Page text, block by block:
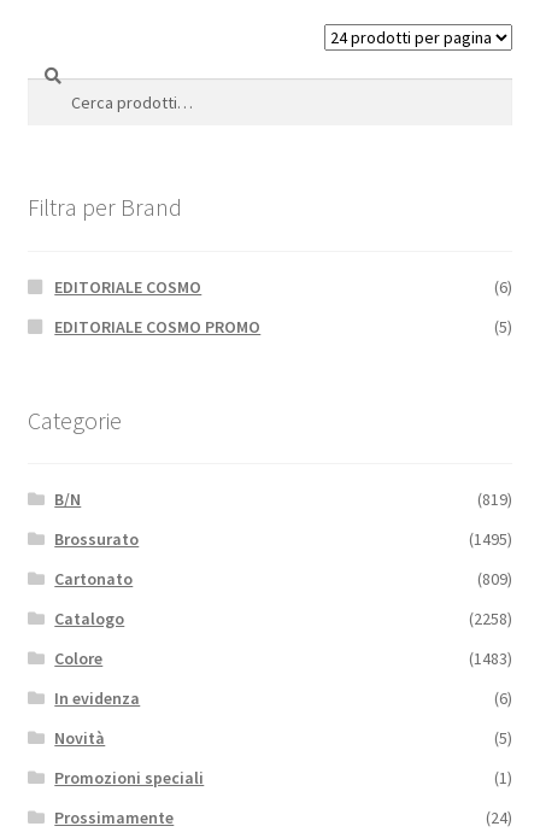
Cerca:
Cerca
Filtra per Brand
EDITORIALE COSMO
(6)
EDITORIALE COSMO PROMO
(5)
Categorie
B/N
(819)
Brossurato
(1495)
Cartonato
(809)
Catalogo
(2258)
Colore
(1483)
In evidenza
(6)
Novità
(5)
Promozioni speciali
(1)
Prossimamente
(24)